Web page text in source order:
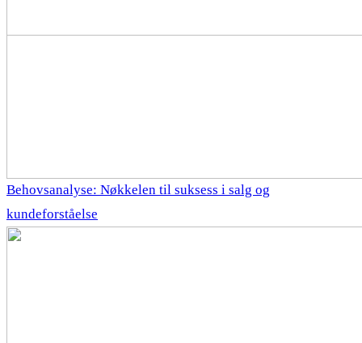
Behovsanalyse: Nøkkelen til suksess i salg og
kundeforståelse